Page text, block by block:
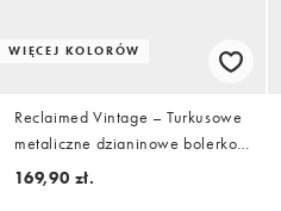
WIĘCEJ KOLORÓW
Reclaimed Vintage – Turkusowe
metaliczne dzianinowe bolerko
festiwalowe
169,90 zł.